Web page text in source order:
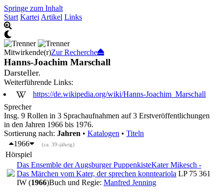
Springe zum Inhalt
Start Kartei Artikel Links
Mitwirkende(r)Zur Recherche
Hanns-Joachim Marschall
Darsteller.
Weiterführende Links:
https://de.wikipedia.org/wiki/Hanns-Joachim_Marschall
Sprecher
Insg. 9 Rollen in 3 Sprachaufnahmen auf 3 Erstveröffentlichungen
in den Jahren 1966 bis 1976.
Sortierung nach: Jahren • Katalogen • Titeln
1966
(ca. 39-jährig)
Hörspiel
Das Ensemble der Augsburger PuppenkisteKater Mikesch -
Das Märchen vom Kater, der sprechen konnteariola LP 75 361
IW (1966)Buch und Regie: Manfred Jenning